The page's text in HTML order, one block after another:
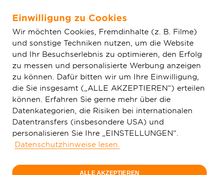
Zum Hauptinhalt springen
Aktuelles
Oberhessen: Startschuss für die Kommunen Büdingen, Gedern,
Hirzenhain und Kefenrod
Einwilligung zu Cookies
Wir möchten Cookies, Fremdinhalte (z. B. Filme)
und sonstige Techniken nutzen, um die Website
und Ihr Besuchserlebnis zu optimieren, den Erfolg
zu messen und personalisierte Werbung anzeigen
zu können. Dafür bitten wir um Ihre Einwilligung,
die Sie insgesamt („ALLE AKZEPTIEREN“) erteilen
können. Erfahren Sie gerne mehr über die
Datenkategorien, die Risiken bei internationalen
Datentransfers (insbesondere USA) und
personalisieren Sie Ihre „EINSTELLUNGEN“.
Datenschutzhinweise lesen.
ALLE AKZEPTIEREN